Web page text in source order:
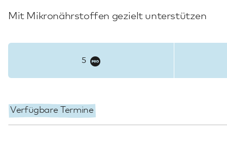
Mit Mikronährstoffen gezielt unterstützen
5
Verfügbare Termine